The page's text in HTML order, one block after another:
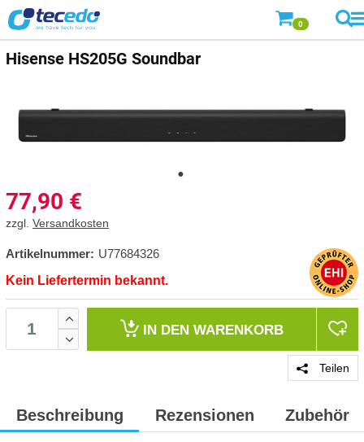
0
Hisense HS205G Soundbar
77,90 €
zzgl. Versandkosten
Artikelnummer: U77684326
Kein Liefertermin bekannt.
IN DEN WARENKORB
Teilen
Beschreibung Rezensionen Zubehör